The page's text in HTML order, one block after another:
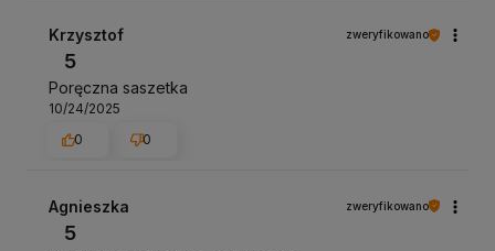
Krzysztof zweryfikowano
5
Poręczna saszetka
10/24/2025
0
0
Agnieszka zweryfikowano
5